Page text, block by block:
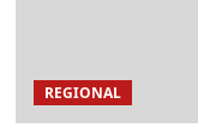
REGIONAL